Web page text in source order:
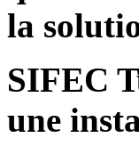
la
SIFEC
une